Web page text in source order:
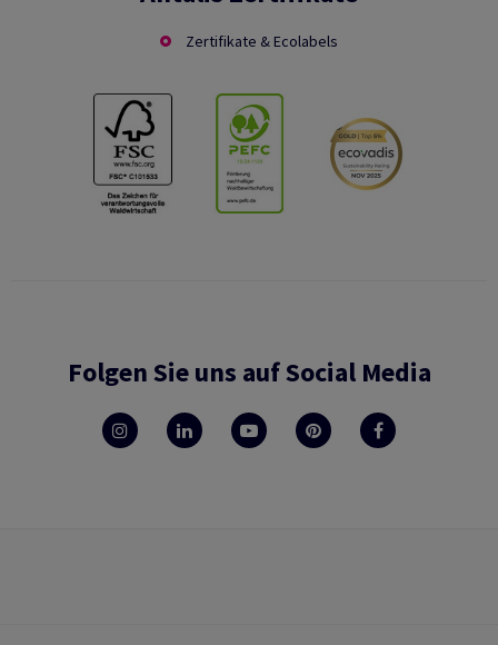
Zertifikate & Ecolabels
Folgen Sie uns auf Social Media